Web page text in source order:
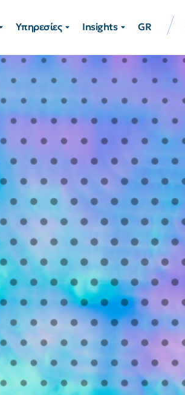
Υπηρεσίες Insights GR